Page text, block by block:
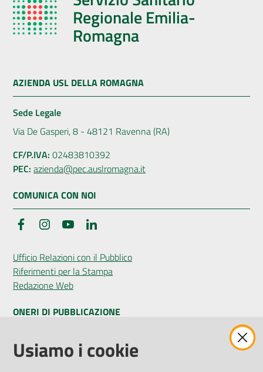
Regionale Emilia-
Romagna
AZIENDA USL DELLA ROMAGNA
Sede Legale
Via De Gasperi, 8 - 48121 Ravenna (RA)
CF/P.IVA: 02483810392
PEC: azienda@pec.auslromagna.it
COMUNICA CON NOI
FacebookInstagramYouTube
Ufficio Relazioni con il Pubblico
Riferimenti per la Stampa
Redazione Web
ONERI DI PUBBLICAZIONE
Amministrazione Trasparente
Pubblicità legale
Usiamo i cookie